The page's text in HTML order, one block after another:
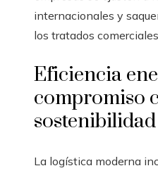
internacionales y
los tratados
Eficiencia
compromiso
sostenibilidad
La logística moderna